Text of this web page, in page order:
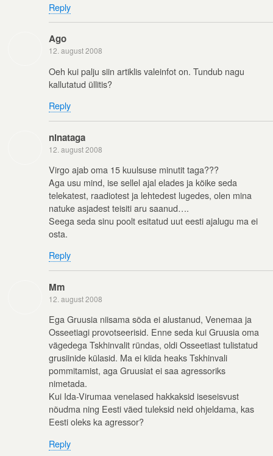
Reply
Ago
12. august 2008
Oeh kui palju siin artiklis valeinfot on. Tundub nagu
kallutatud üllitis?
Reply
ninataga
12. august 2008
Virgo ajab oma 15 kuulsuse minutit taga???
Aga usu mind, ise sellel ajal elades ja kõike seda
telekatest, raadiotest ja lehtedest lugedes, olen mina
natuke asjadest teisiti aru saanud….
Seega seda sinu poolt esitatud uut eesti ajalugu ma ei
osta.
Reply
Mm
12. august 2008
Ega Gruusia niisama sõda ei alustanud, Venemaa ja
Osseetiagi provotseerisid. Enne seda kui Gruusia oma
vägedega Tskhinvalit ründas, oldi Osseetiast tulistatud
grusiinide külasid. Ma ei kiida heaks Tskhinvali
pommitamist, aga Gruusiat ei saa agressoriks
nimetada.
Kui Ida-Virumaa venelased hakkaksid iseseisvust
nõudma ning Eesti väed tuleksid neid ohjeldama, kas
Eesti oleks ka agressor?
Reply